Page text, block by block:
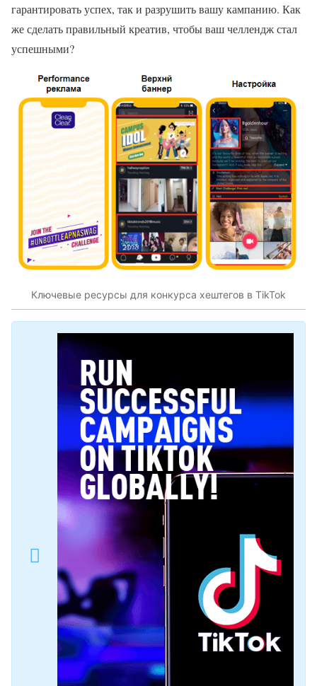
гарантировать успех, так и разрушить вашу кампанию. Как
же сделать правильный креатив, чтобы ваш челлендж стал
успешными?
Ключевые ресурсы для конкурса хештегов в TikTok